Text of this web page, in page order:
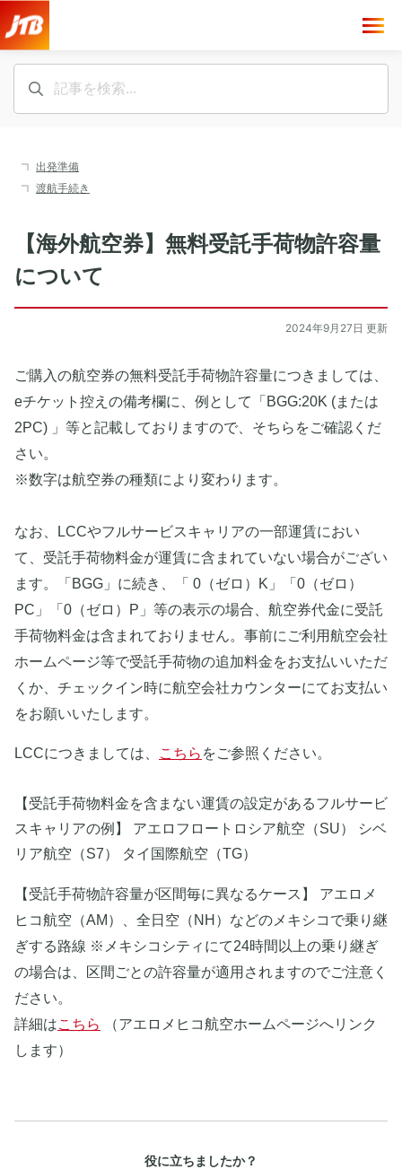
出発準備
渡航手続き
【海外航空券】無料受託手荷物許容量
について
2024年9月27日 更新
ご購入の航空券の無料受託手荷物許容量につきましては、
eチケット控えの備考欄に、例として「BGG:20K (または
2PC) 」等と記載しておりますので、そちらをご確認くだ
さい。
※数字は航空券の種類により変わります。
なお、LCCやフルサービスキャリアの一部運賃におい
て、受託手荷物料金が運賃に含まれていない場合がござい
ます。「BGG」に続き、「 0（ゼロ）K」「0（ゼロ）
PC」「0（ゼロ）P」等の表示の場合、航空券代金に受託
手荷物料金は含まれておりません。事前にご利用航空会社
ホームページ等で受託手荷物の追加料金をお支払いいただ
くか、チェックイン時に航空会社カウンターにてお支払い
をお願いいたします。
LCCにつきましては、 こちら をご参照ください。
【受託手荷物料金を含まない運賃の設定があるフルサービ
スキャリアの例】 アエロフロートロシア航空（SU） シベ
リア航空（S7） タイ国際航空（TG）
【受託手荷物許容量が区間毎に異なるケース】 アエロメ
ヒコ航空（AM）、全日空（NH）などのメキシコで乗り継
ぎする路線 ※メキシコシティにて24時間以上の乗り継ぎ
の場合は、区間ごとの許容量が適用されますのでご注意く
ださい。
詳細はこちら
（アエロメヒコ航空ホームページへリンク
します）
役に立ちましたか？